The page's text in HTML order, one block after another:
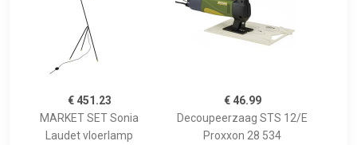
€ 451.23
MARKET SET Sonia
Laudet vloerlamp
€ 46.99
Decoupeerzaag STS 12/E
Proxxon 28 534